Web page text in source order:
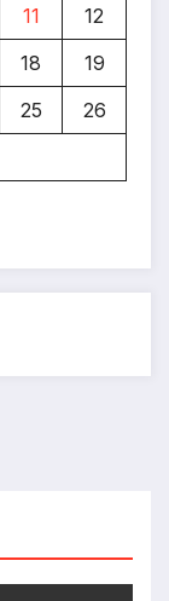
11
12
18
19
25
26